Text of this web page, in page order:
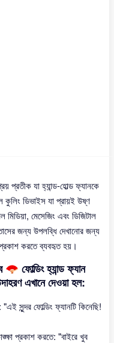
প্রতীক যা হ্যান্ড-হোল্ড ফ্যানকে
কুলিং ডিভাইস যা প্রায়ই উষ্ণ
মেসেজিং এবং ডিজিটাল
জন্য উপলব্ধি দেখানোর জন্য
প্রকাশ করতে ব্যবহৃত হয়।
🪭 ফোল্ডিং হ্যান্ড ফ্যান
এখানে দেওয়া হল:
সুন্দর ফোল্ডিং ফ্যানটি কিনেছি!
প্রকাশ করতে: "বাইরে খুব